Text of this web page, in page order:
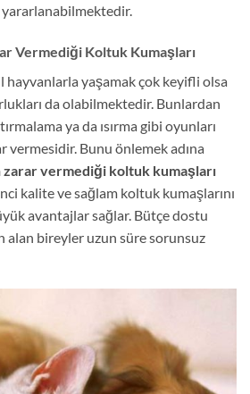
yararlanabilmektedir.
Vermediği Koltuk Kumaşları
hayvanlarla yaşamak çok keyifli olsa
da olabilmektedir. Bunlardan
ya da ısırma gibi oyunları
vermesidir. Bunu önlemek adına
zarar vermediği koltuk kumaşları
kalite ve sağlam koltuk kumaşlarını
avantajlar sağlar. Bütçe dostu
alan bireyler uzun süre sorunsuz